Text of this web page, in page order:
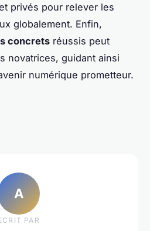
privés pour relever les
globalement. Enfin,
concrets réussis peut
novatrices, guidant ainsi
numérique prometteur.
A
PAR